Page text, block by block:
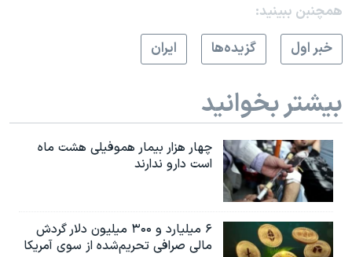
همچنبن ببینید:
خبر اول
گزيده‌ها ايران
بیشتر بخوانید
چهار هزار بیمار هموفیلی هشت ماه
است دارو ندارند
۶ میلیارد و ۳۰۰ میلیون دلار گردش
مالی صرافی تحریم‌شده از سوی آمریکا